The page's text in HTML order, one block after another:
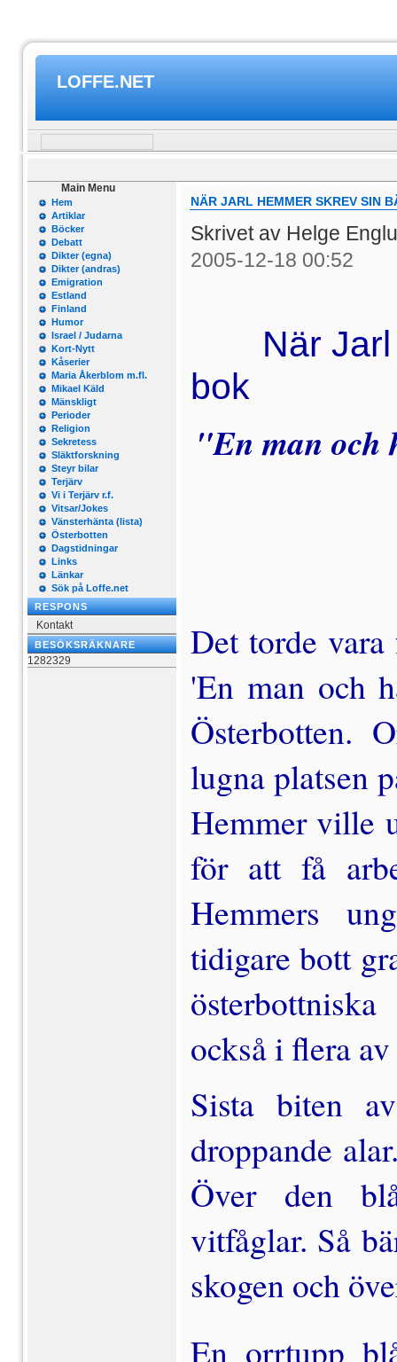
LOFFE.NET
Main Menu
Hem
Artiklar
Böcker
Debatt
Dikter (egna)
Dikter (andras)
Emigration
Estland
Finland
Humor
Israel / Judarna
Kort-Nytt
Kåserier
Maria Åkerblom m.fl.
Mikael Käld
Mänskligt
Perioder
Religion
Sekretess
Släktforskning
Steyr bilar
Terjärv
Vi i Terjärv r.f.
Vitsar/Jokes
Vänsterhänta (lista)
Österbotten
Dagstidningar
Links
Länkar
Sök på Loffe.net
RESPONS
Kontakt
BESÖKSRÄKNARE
1282329
NÄR JARL HEMMER SKREV SIN
Skrivet av Helge
2005-12-18 00:52
När
bok
"En man och
Det torde
'En man och
Österbotten.
lugna platsen
Hemmer ville
för att få
Hemmers
tidigare bott
också i flera
Sista biten
droppande
Över den
vitfåglar. Så
skogen och
En orrtupp